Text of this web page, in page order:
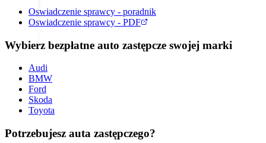
Oswiadczenie sprawcy - poradnik
Oswiadczenie sprawcy - PDF
Wybierz bezpłatne auto zastępcze swojej marki
Audi
BMW
Ford
Skoda
Toyota
Potrzebujesz auta zastępczego?